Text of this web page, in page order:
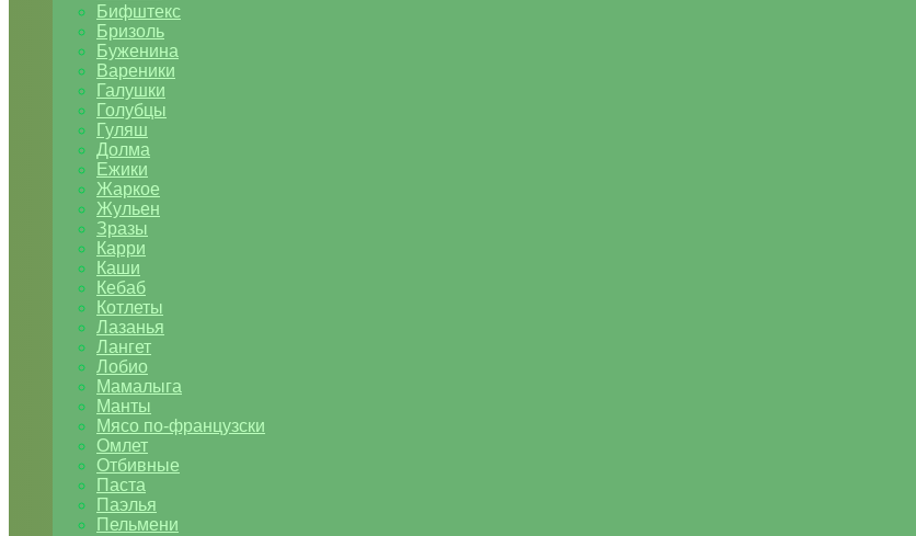
Бифштекс
Бризоль
Буженина
Вареники
Галушки
Голубцы
Гуляш
Долма
Ежики
Жаркое
Жульен
Зразы
Карри
Каши
Кебаб
Котлеты
Лазанья
Лангет
Лобио
Мамалыга
Манты
Мясо по-французски
Омлет
Отбивные
Паста
Паэлья
Пельмени